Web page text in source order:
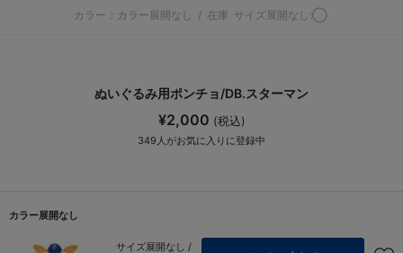
カラー：カラー展開なし / 在庫 サイズ展開なし:◯
ぬいぐるみ用ポンチョ/DB.スターマン
¥2,000 (税込)
349 人がお気に入りに登録中
カラー展開なし
サイズ展開なし /